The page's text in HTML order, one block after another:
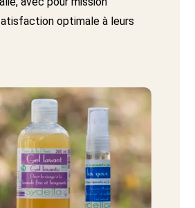
optimale à leurs